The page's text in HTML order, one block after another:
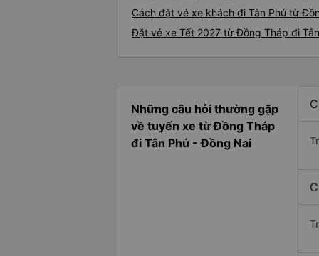
Cách đặt vé xe khách đi Tân Phú từ
Đặt vé xe Tết 2027 từ Đồng Tháp đi
Những câu hỏi thường gặp
về tuyến xe từ Đồng Tháp
đi Tân Phú - Đồng Nai